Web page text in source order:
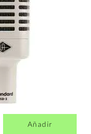
Añadir